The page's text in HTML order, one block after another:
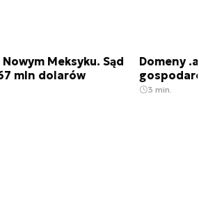
Meksyku. Sąd
mln dolarów
Domeny
3 min.